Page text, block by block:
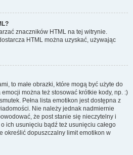
znaczników HTML na tej witrynie.
HTML można uzyskać, używając
to małe obrazki, które mogą być użyte do
można też stosować krótkie kody, np. :)
Pełna lista emotikon jest dostępna z
Nie należy jednak nadmiernie
że post stanie się nieczytelny i
ich usunięciu bądź też usunięciu całego
określić dopuszczalny limit emotikon w